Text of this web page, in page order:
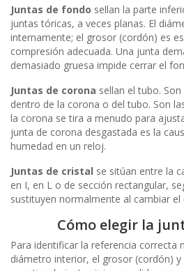
Juntas de fondo sellan la parte
juntas tóricas, a veces planas. El
internamente; el grosor (cordón) es
compresión adecuada. Una junta
demasiado gruesa impide cerrar el
Juntas de corona sellan el tubo.
dentro de la corona o del tubo. Son
la corona se tira a menudo para
junta de corona desgastada es la
humedad en un reloj.
Juntas de cristal se sitúan entre la
en I, en L o de sección rectangular,
sustituyen normalmente al cambiar el
Cómo elegir la
Para identificar la referencia correcta
diámetro interior, el grosor (cordón)